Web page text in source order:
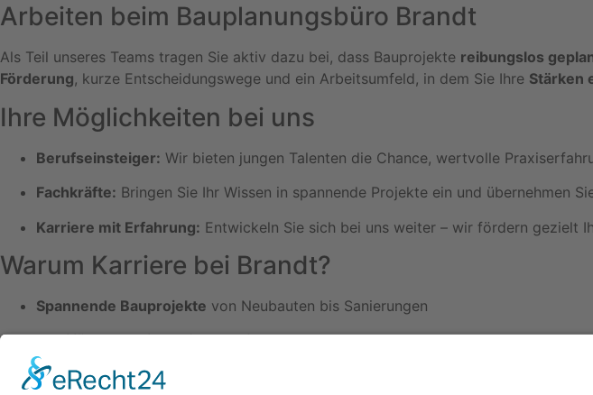
Arbeiten beim Bauplanungsbüro Brandt
Als Teil unseres Teams tragen Sie aktiv dazu bei, dass Bauprojekte reibungslos
Förderung, kurze Entscheidungswege und ein Arbeitsumfeld, in dem Sie Ihre Stärken
Ihre Möglichkeiten bei uns
Berufseinsteiger: Wir bieten jungen Talenten die Chance, wertvolle
Fachkräfte: Bringen Sie Ihr Wissen in spannende Projekte ein und übernehmen
Karriere mit Erfahrung: Entwickeln Sie sich bei uns weiter – wir fördern gezielt
Warum Karriere bei Brandt?
Spannende Bauprojekte von Neubauten bis Sanierungen
Familiäres Arbeitsumfeldmit flachen Hierarchien
Entwicklungsmöglichkeiten